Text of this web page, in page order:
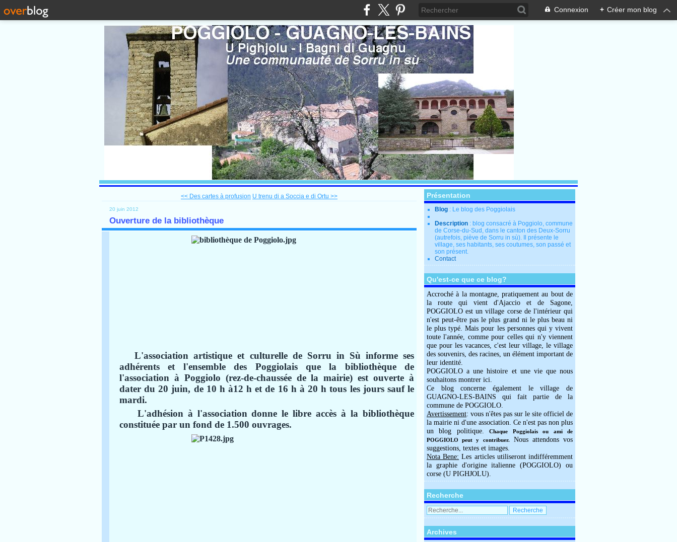
Connexion + Créer mon blog
<< Des cartes à profusion U trenu di a Soccia e di Ortu >>
20 juin 2012
Ouverture de la bibliothèque
L'association artistique et culturelle de Sorru in Sù informe ses
adhérents et l'ensemble des Poggiolais que la bibliothèque de
l'association à Poggiolo (rez-de-chaussée de la mairie) est ouverte à
dater du 20 juin, de 10 h à12 h et de 16 h à 20 h tous les jours sauf le
mardi.
L'adhésion à l'association donne le libre accès à la bibliothèque
constituée par un fond de 1.500 ouvrages.
Présentation
Blog : Le blog des Poggiolais
Description : blog consacré à Poggiolo, commune
de Corse-du-Sud, dans le canton des Deux-Sorru
(autrefois, piève de Sorru in sù). Il présente le
village, ses habitants, ses coutumes, son passé et
son présent.
Contact
Qu'est-ce que ce blog?
Accroché à la montagne, pratiquement au bout de
la route qui vient d'Ajaccio et de Sagone,
POGGIOLO est un village corse de l'intérieur qui
n'est peut-être pas le plus grand ni le plus beau ni
le plus typé. Mais pour les personnes qui y vivent
toute l'année, comme pour celles qui n'y viennent
que pour les vacances, c'est leur village, le village
des souvenirs, des racines, un élément important de
leur identité.
POGGIOLO a une histoire et une vie que nous
souhaitons montrer ici.
Ce blog concerne également le village de
GUAGNO-LES-BAINS qui fait partie de la
commune de POGGIOLO.
Avertissement: vous n'êtes pas sur le site officiel de
la mairie ni d'une association. Ce n'est pas non plus
un blog politique.Chaque Poggiolais ou ami de
POGGIOLO peut y contribuer.Nous attendons vos
suggestions, textes et images.
Nota Bene: Les articles utiliseront indifféremment
la graphie d'origine italienne (POGGIOLO) ou
corse (U PIGHJOLU).
Recherche
Archives